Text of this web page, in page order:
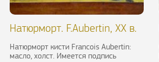
Натюрморт. F.Аubertin, XX в.
Натюрморт кисти Francois Аubertin:
масло, холст. Имеется подпись